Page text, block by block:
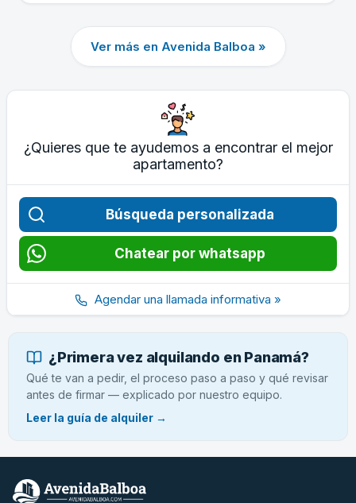
Ver más en Avenida Balboa »
¿Quieres que te ayudemos a encontrar el mejor
apartamento?
Búsqueda personalizada
Chatear por whatsapp
Agendar una llamada informativa »
¿Primera vez alquilando en Panamá?
Qué te van a pedir, el proceso paso a paso y qué revisar
antes de firmar — explicado por nuestro equipo.
Leer la guía de alquiler →